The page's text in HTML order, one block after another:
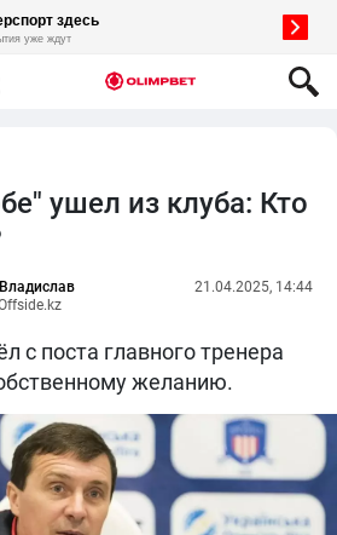
ушел из клуба: Кто
21.04.2025, 14:44
с поста главного тренера
желанию.